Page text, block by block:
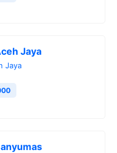
Jaya
Jaya